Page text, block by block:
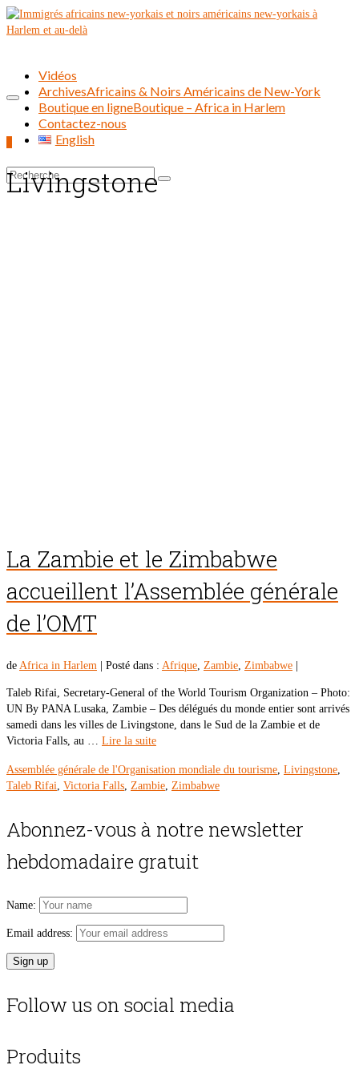
Rechercher :
Vidéos
ArchivesAfricains & Noirs Américains de New-York
Boutique en ligneBoutique – Africa in Harlem
Contactez-nous
English
Livingstone
La Zambie et le Zimbabwe
accueillent l’Assemblée générale
de l’OMT
de Africa in Harlem Posté dans : Afrique, Zambie, Zimbabwe
Taleb Rifai, Secretary-General of the World Tourism Organization – Photo:
UN By PANA Lusaka, Zambie – Des délégués du monde entier sont arrivés
samedi dans les villes de Livingstone, dans le Sud de la Zambie et de
Victoria Falls, au … Lire la suite
Assemblée générale de l'Organisation mondiale du tourisme, Livingstone,
Taleb Rifai, Victoria Falls, Zambie, Zimbabwe
Abonnez-vous à notre newsletter
hebdomadaire gratuit
Name:
Email address:
Follow us on social media
Produits